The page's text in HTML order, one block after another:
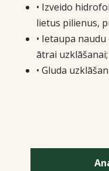
• Izveido
lietus pilienus,
• Ietaupa
ātrai uzklāšanai;
• Gluda